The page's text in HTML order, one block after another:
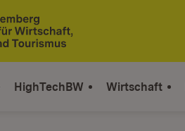
HighTechBW Wirtschaft